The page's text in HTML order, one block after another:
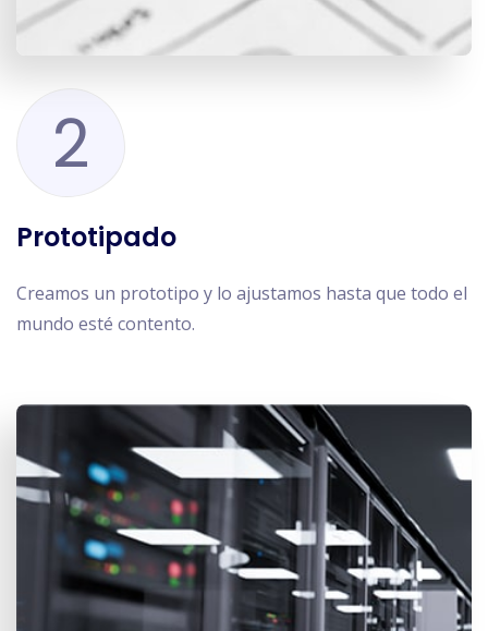
2
Prototipado
Creamos un prototipo y lo ajustamos hasta que todo el
mundo esté contento.